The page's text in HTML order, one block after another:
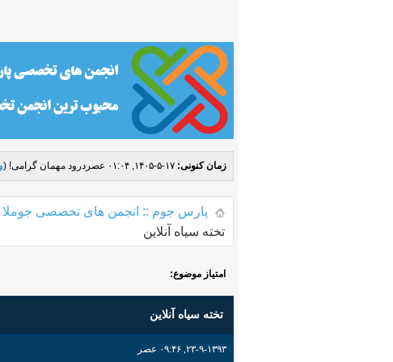
زمان کنونی: ۱۷-۵-۱۴۰۵, ۰۱:۰۴ عصر درود مهمان گرامی! (
پارس جوم :: انجمن های تخصصی جوملا
تخته سیاه آنلاین
امتیاز موضوع:
تخته سیاه آنلاین
۲۳-۹-۱۳۹۳, ۰۹:۴۶ عصر